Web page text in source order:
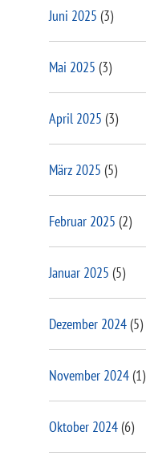
Juni 2025 (3)
Mai 2025 (3)
April 2025 (3)
März 2025 (5)
Februar 2025 (2)
Januar 2025 (5)
Dezember 2024(5)
November 2024(1)
Oktober 2024(6)